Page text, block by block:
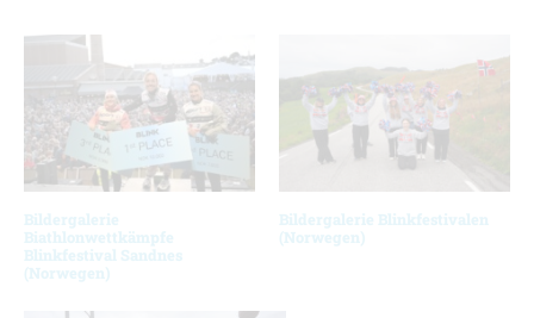
Bildergalerie
Biathlonwettkämpfe
Blinkfestival Sandnes
(Norwegen)
Bildergalerie Blinkfestivalen
(Norwegen)